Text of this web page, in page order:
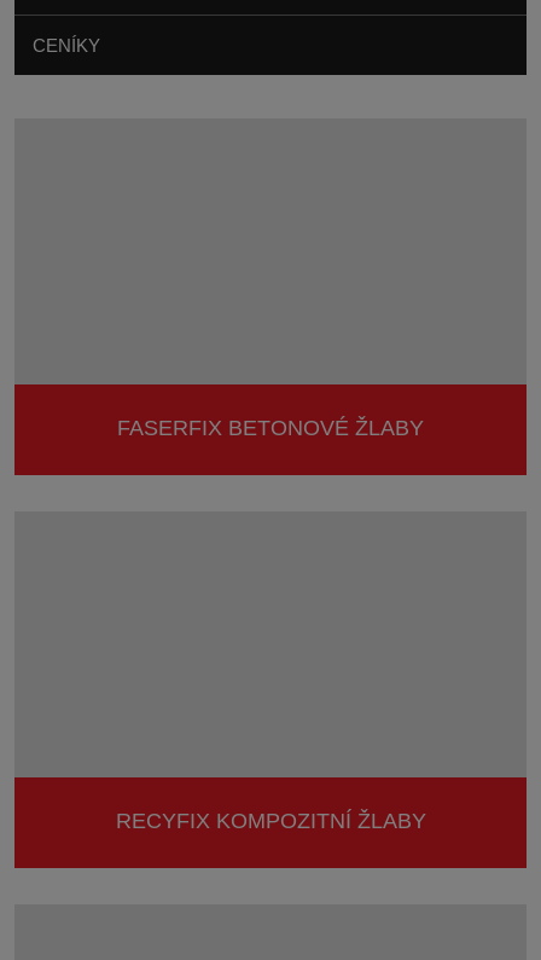
CENÍKY
FASERFIX BETONOVÉ ŽLABY
RECYFIX KOMPOZITNÍ ŽLABY